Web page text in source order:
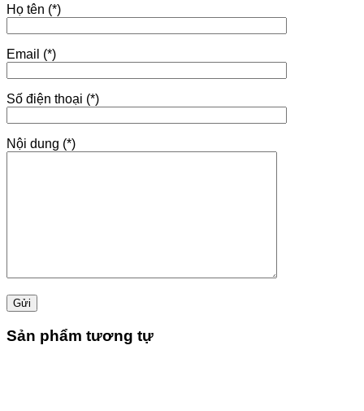
Họ tên (*)
Email (*)
Số điện thoại (*)
Nội dung (*)
Sản phẩm tương tự